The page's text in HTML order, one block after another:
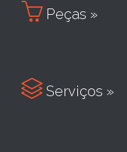
 Peças »
 Serviços »